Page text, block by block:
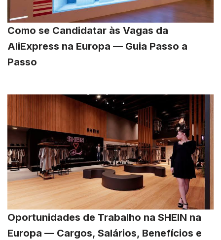
Como se Candidatar às Vagas da
AliExpress na Europa — Guia Passo a
Passo
Oportunidades de Trabalho na SHEIN na
Europa — Cargos, Salários, Benefícios e